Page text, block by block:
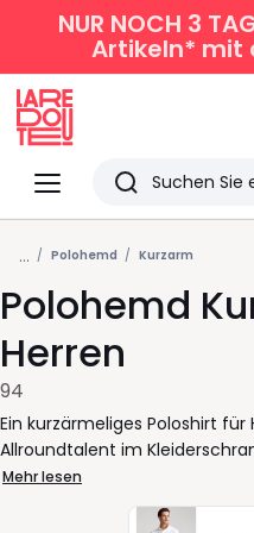
NUR NOCH 3
Artikeln* mit
Menü
Redoute
Suchen
Zuletzt
angesehen
Artikel
... Polohemd Kurzarm
Polohemd
Herren
94
Ein kurzärmeliges Poloshirt
Allroundtalent im
durch Arbeitstage, Freizeit
richtigen Balance zwischen
Schnitt sorgt für eine
Mehr lesen